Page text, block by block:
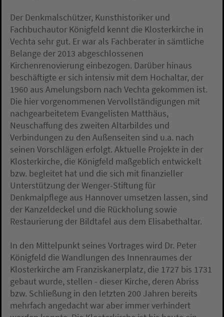
Der Denkmalschützer, Kunsthistoriker und
Fachbuchautor Königfeld kennt die Klosterkirche in
Vechta sehr gut. Er war als Fachberater in sämtliche
Belange der 2013 abgeschlossenen
Kirchenrenovierung einbezogen. Darüber hinaus
beschäftigte er sich intensiv mit dem Hochaltar, der
1960 aus Amelungsborn nach Vechta gekommen ist.
Die hier vorgenommenen Vervollständigungen mit
nachgearbeitetem Evangelisten Matthäus,
Neuschaffung des zweiten Altarbildes und
Verbindungen zu den Außenseiten sind u.a. nach
seinen Vorschlägen erfolgt. Aktuelle Projekte in der
Klosterkirche, die Königfeld maßgeblich entwickelt
bzw. begleitet hat und die sich mit finanzieller
Unterstützung der Wenger-Stiftung für
Denkmalpflege aus Hannover umsetzen lassen, sind
der Kanzeldeckel und die Rückholung sowie
Restaurierung der Bildtafel aus dem Elisabethaltar.
In den Mittelpunkt seines Vortrages wird Dr. Peter
Königfeld die Wandlungen des Innenraumes der
Klosterkirche am Franziskanerplatz, die 1727 bis 1731
gebaut wurde, stellen - dieser Kirche, deren Abriss
bzw. Schließung in den letzten 200 Jahren bereits
mehrfach angedacht war aber immer verhindert